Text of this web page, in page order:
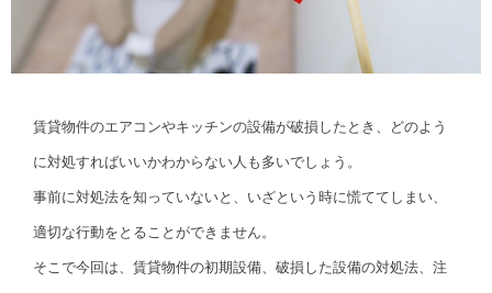
賃貸物件のエアコンやキッチンの設備が破損したとき、どのよう
に対処すればいいかわからない人も多いでしょう。
事前に対処法を知っていないと、いざという時に慌ててしまい、
適切な行動をとることができません。
そこで今回は、賃貸物件の初期設備、破損した設備の対処法、注